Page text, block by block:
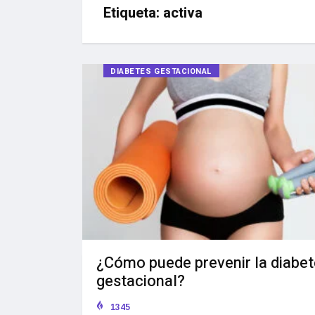
Etiqueta: activa
DIABETES GESTACIONAL
¿Cómo puede prevenir la
gestacional?
1345